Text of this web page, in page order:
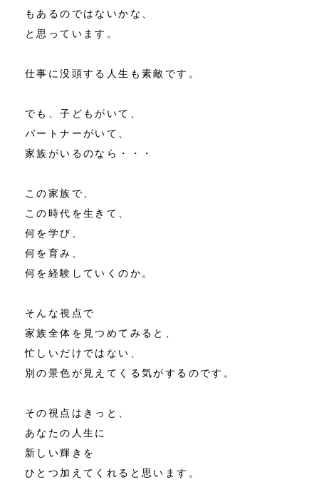
もあるのではないかな、
と思っています。
仕事に没頭する人生も素敵です。
でも、子どもがいて、
パートナーがいて、
家族がいるのなら・・・
この家族で、
この時代を生きて、
何を学び、
何を育み、
何を経験していくのか。
そんな視点で
家族全体を見つめてみると、
忙しいだけではない、
別の景色が見えてくる気がするのです。
その視点はきっと、
あなたの人生に
新しい輝きを
ひとつ加えてくれると思います。